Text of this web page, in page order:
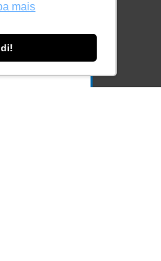
mais
da Instituição no